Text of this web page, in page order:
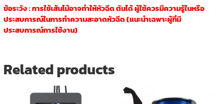
ข้อระวัง : การใช้เส้นไม้อาจทำให้หัวฉีด ตันได้ ผู้ใช้ควรมีความรู้ในหรือ
ประสบการณ์ในการทำความสะอาดหัวฉีด (แนะนำเฉพาะผู้ที่มี
ประสบการณ์การใช้งาน)
Related products